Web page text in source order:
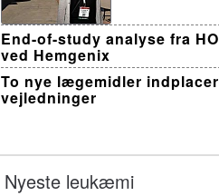
End-of-study analyse fra
ved Hemgenix
To nye lægemidler
vejledninger
Nyeste leukæmi